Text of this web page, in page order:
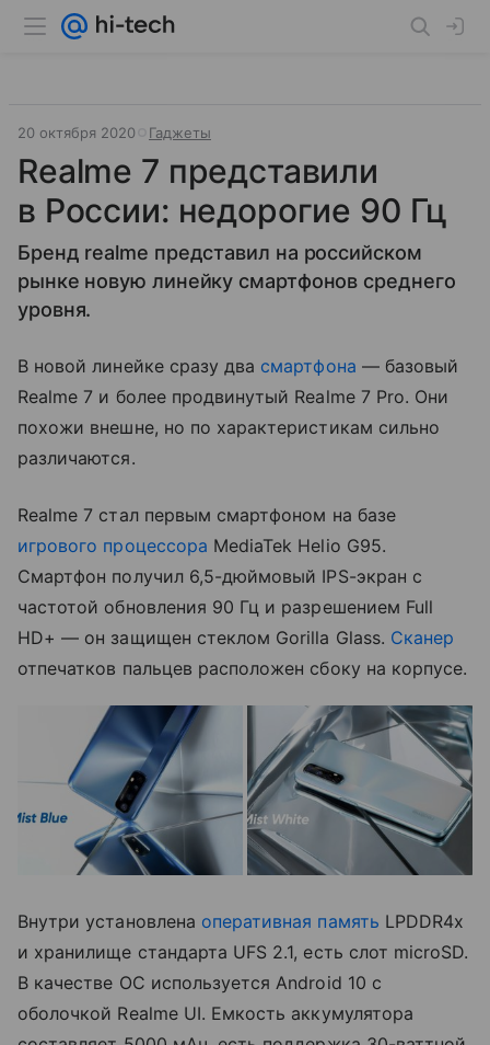
20 октября 2020 Гаджеты
Realme 7 представили
в России: недорогие 90 Гц
Бренд realme представил на российском
рынке новую линейку смартфонов среднего
уровня.
В новой линейке сразу два смартфона — базовый
Realme 7 и более продвинутый Realme 7 Pro. Они
похожи внешне, но по характеристикам сильно
различаются.
Realme 7 стал первым смартфоном на базе
игрового процессора MediaTek Helio G95.
Смартфон получил 6,5-дюймовый IPS-экран с
частотой обновления 90 Гц и разрешением Full
HD+ — он защищен стеклом Gorilla Glass. Сканер
отпечатков пальцев расположен сбоку на корпусе.
Внутри установлена оперативная память LPDDR4x
и хранилище стандарта UFS 2.1, есть слот microSD.
В качестве ОС используется Android 10 с
оболочкой Realme UI. Емкость аккумулятора